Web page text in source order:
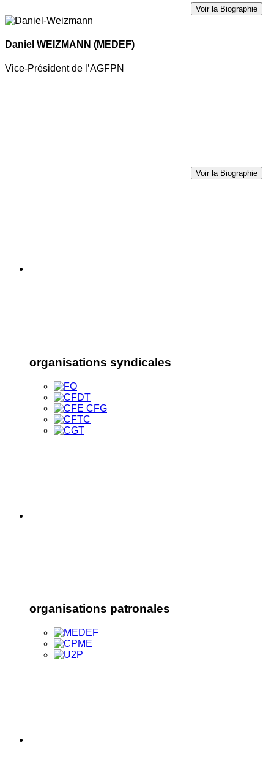
Voir la Biographie
Daniel WEIZMANN (MEDEF)
Vice-Président de l’AGFPN
Voir la Biographie
organisations syndicales
organisations patronales